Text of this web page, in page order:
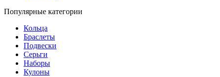
Популярные категории
Кольца
Браслеты
Подвески
Серьги
Наборы
Кулоны